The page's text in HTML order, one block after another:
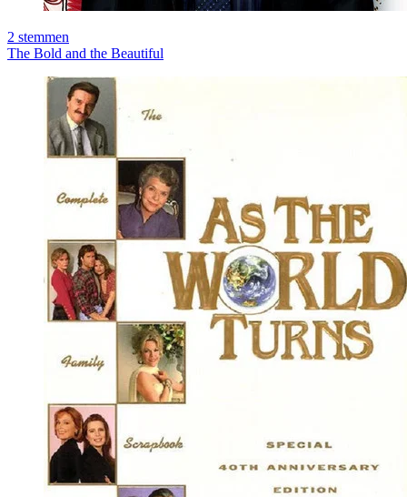
2 stemmen
The Bold and the Beautiful